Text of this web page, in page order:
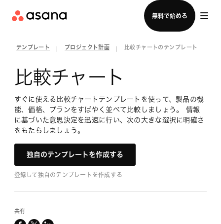
無料で始める
セールスチームに問い合わせる
テンプレート プロジェクト計画 比較チャートのテンプレート
比較チャート
すぐに使える比較チャートテンプレートを使って、製品の機
能、価格、プランをすばやく並べて比較しましょう。 情報
に基づいた意思決定を迅速に行い、次の大きな選択に明確さ
をもたらしましょう。
独自のテンプレートを作成する
登録して独自のテンプレートを作成する
共有